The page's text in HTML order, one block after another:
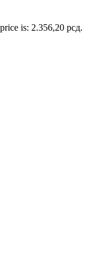
is: 2.356,20 рсд.